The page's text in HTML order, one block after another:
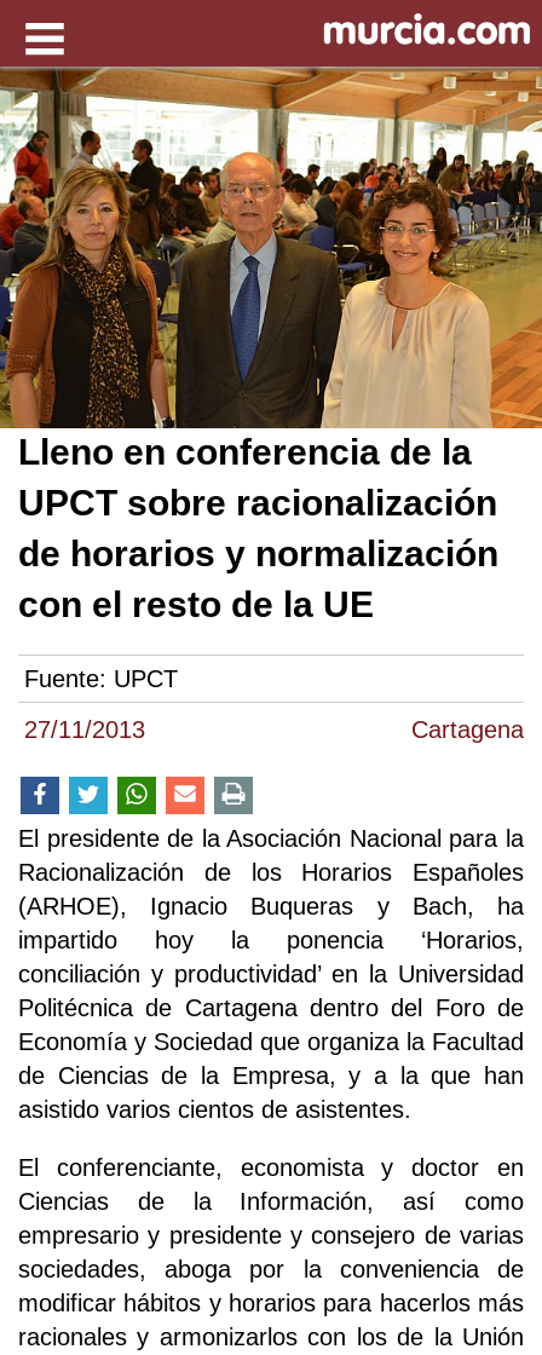
27/11/2013 Cartagena
Lleno en conferencia de la
UPCT sobre racionalización
de horarios y normalización
con el resto de la UE
Fuente: UPCT
El presidente de la Asociación Nacional para la
Racionalización de los Horarios Españoles
(ARHOE), Ignacio Buqueras y Bach, ha
impartido hoy la ponencia ‘Horarios,
conciliación y productividad’ en la Universidad
Politécnica de Cartagena dentro del Foro de
Economía y Sociedad que organiza la Facultad
de Ciencias de la Empresa, y a la que han
asistido varios cientos de asistentes.
El conferenciante, economista y doctor en
Ciencias de la Información, así como
empresario y presidente y consejero de varias
sociedades, aboga por la conveniencia de
modificar hábitos y horarios para hacerlos más
racionales y armonizarlos con los de la Unión